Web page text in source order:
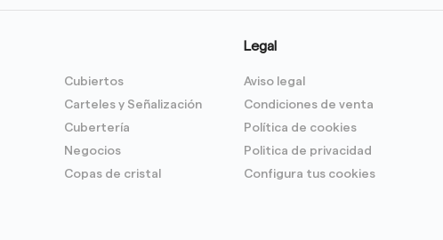
Cubiertos
Carteles y Señalización
Cubertería
Negocios
Copas de cristal
Legal
Aviso legal
Condiciones de venta
Política de cookies
Politica de privacidad
Configura tus cookies